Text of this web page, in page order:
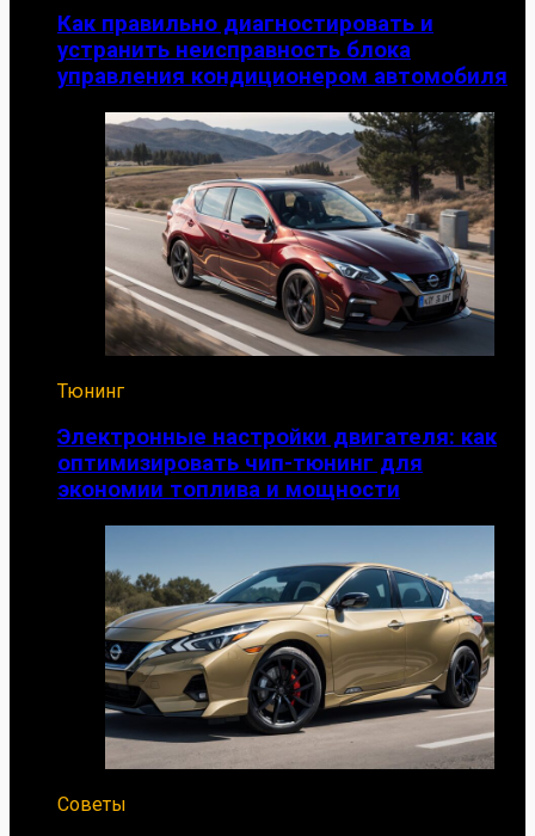
Как правильно диагностировать и
устранить неисправность блока
управления кондиционером автомобиля
Тюнинг
Электронные настройки двигателя: как
оптимизировать чип-тюнинг для
экономии топлива и мощности
Советы